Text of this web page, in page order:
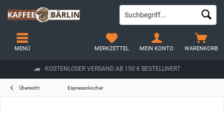
KOSTENLOSER VERSAND AB 150 € BESTELLWERT
WARENKORB
MERKZETTEL MEIN KONTO
MENÜ
Übersicht Espressokocher